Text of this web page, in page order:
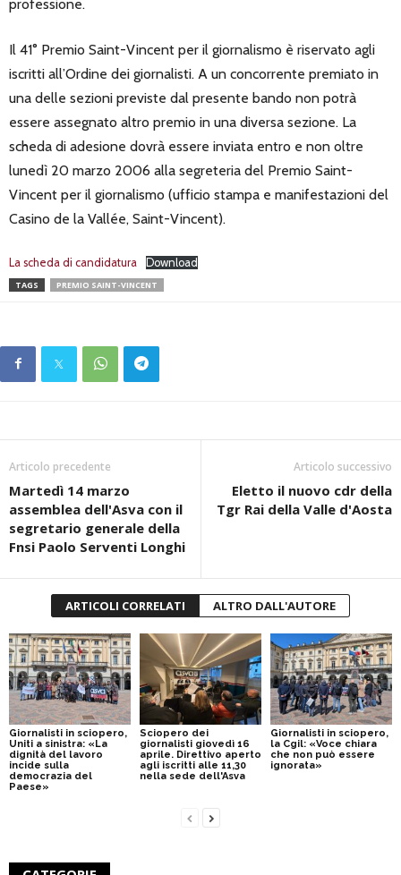
professione.
Il 41° Premio Saint-Vincent per il giornalismo è riservato agli
iscritti all’Ordine dei giornalisti. A un concorrente premiato in
una delle sezioni previste dal presente bando non potrà
essere assegnato altro premio in una diversa sezione. La
scheda di adesione dovrà essere inviata entro e non oltre
lunedì 20 marzo 2006 alla segreteria del Premio Saint-
Vincent per il giornalismo (ufficio stampa e manifestazioni del
Casino de la Vallée, Saint-Vincent).
La scheda di candidatura Download
TAGS PREMIO SAINT-VINCENT
Articolo precedente
Martedì 14 marzo
assemblea dell'Asva con il
segretario generale della
Fnsi Paolo Serventi Longhi
Articolo successivo
Eletto il nuovo cdr della
Tgr Rai della Valle d'Aosta
ARTICOLI CORRELATI ALTRO DALL'AUTORE
Giornalisti in sciopero,
Uniti a sinistra: «La
dignità del lavoro
incide sulla
democrazia del
Paese»
Sciopero dei
giornalisti giovedì 16
aprile. Direttivo aperto
agli iscritti alle 11,30
nella sede dell'Asva
Giornalisti in sciopero,
la Cgil: «Voce chiara
che non può essere
ignorata»